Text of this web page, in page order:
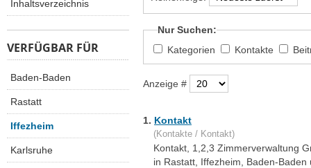
Nur Suchen:
Kategorien
Kontakte
Anzeige #
1. Kontakt
(Kontakte / Kontakt)
Kontakt, 1,2,3 Zimmerverwaltung
in Rastatt, Iffezheim, Baden-
Inhaltsverzeichnis
VERFÜGBAR FÜR
Baden-Baden
Rastatt
Iffezheim
Karlsruhe